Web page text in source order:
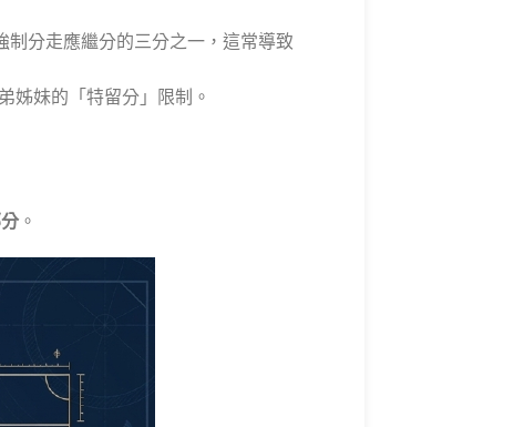
分走應繼分的三分之一，這常導致
姊妹的「特留分」限制。
。